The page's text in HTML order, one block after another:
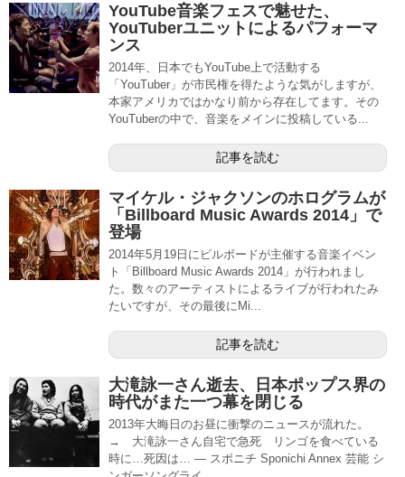
YouTube音楽フェスで魅せた、
YouTuberユニットによるパフォーマ
ンス
2014年、日本でもYouTube上で活動する
「YouTuber」が市民権を得たような気がしますが、
本家アメリカではかなり前から存在してます。その
YouTuberの中で、音楽をメインに投稿している...
記事を読む
マイケル・ジャクソンのホログラムが
「Billboard Music Awards 2014」で
登場
2014年5月19日にビルボードが主催する音楽イベン
ト「Billboard Music Awards 2014」が行われまし
た。数々のアーティストによるライブが行われたみ
たいですが、その最後にMi...
記事を読む
大滝詠一さん逝去、日本ポップス界の
時代がまた一つ幕を閉じる
2013年大晦日のお昼に衝撃のニュースが流れた。
→ 大滝詠一さん自宅で急死 リンゴを食べている
時に…死因は… ― スポニチ Sponichi Annex 芸能 シ